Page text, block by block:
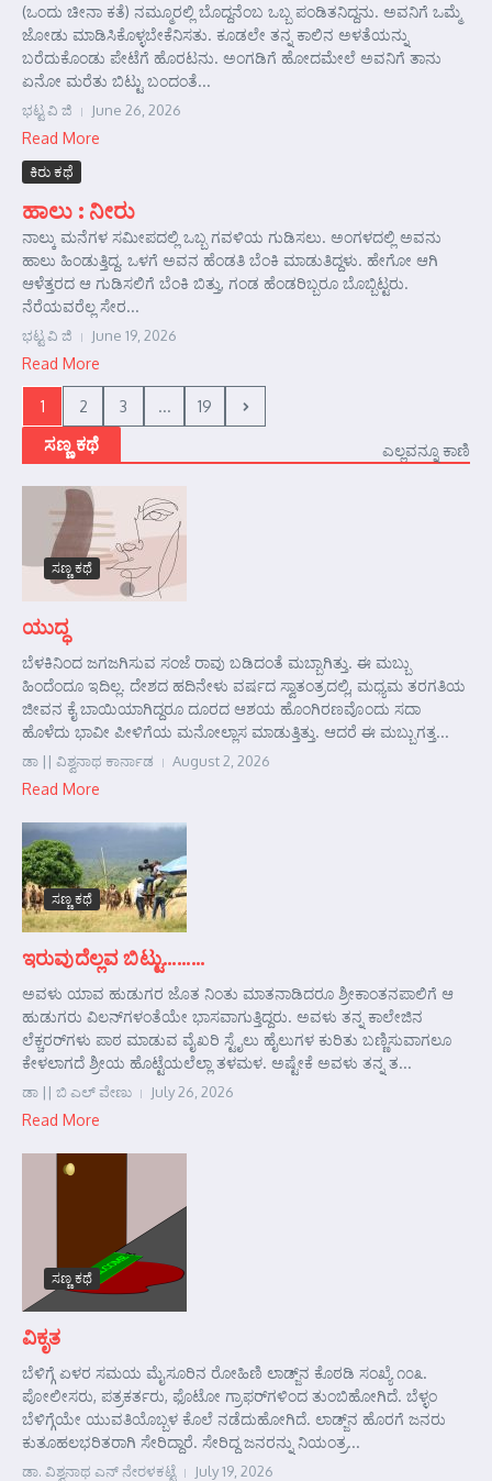
(ಒಂದು ಚೀನಾ ಕತೆ) ನಮ್ಮೂರಲ್ಲಿ ಬೊದ್ದನೆಂಬ ಒಬ್ಬ ಪಂಡಿತನಿದ್ದನು. ಅವನಿಗೆ ಒಮ್ಮೆ
ಜೋಡು ಮಾಡಿಸಿಕೊಳ್ಳಬೇಕೆನಿಸತು. ಕೂಡಲೇ ತನ್ನ ಕಾಲಿನ ಅಳತೆಯನ್ನು
ಬರೆದುಕೊಂಡು ಪೇಟೆಗೆ ಹೊರಟನು. ಅಂಗಡಿಗೆ ಹೋದಮೇಲೆ ಅವನಿಗೆ ತಾನು
ಏನೋ ಮರೆತು ಬಿಟ್ಟು ಬಂದಂತೆ...
ಭಟ್ಟ ವಿ ಜಿ June 26, 2026
Read More
ಕಿರು ಕಥೆ
ಹಾಲು : ನೀರು
ನಾಲ್ಕು ಮನೆಗಳ ಸಮೀಪದಲ್ಲಿ ಒಬ್ಬ ಗವಳಿಯ ಗುಡಿಸಲು. ಅಂಗಳದಲ್ಲಿ ಅವನು
ಹಾಲು ಹಿಂಡುತ್ತಿದ್ದ. ಒಳಗೆ ಅವನ ಹೆಂಡತಿ ಬೆಂಕಿ ಮಾಡುತಿದ್ದಳು. ಹೇಗೋ ಆಗಿ
ಆಳೆತ್ತರದ ಆ ಗುಡಿಸಲಿಗೆ ಬೆಂಕಿ ಬಿತ್ತು, ಗಂಡ ಹೆಂಡರಿಬ್ಬರೂ ಬೊಬ್ಬಿಟ್ಟರು.
ನೆರೆಯವರೆಲ್ಲ ಸೇರ...
ಭಟ್ಟ ವಿ ಜಿ June 19, 2026
Read More
1 2 3 ... 19
ಸಣ್ಣ ಕಥೆ ಎಲ್ಲವನ್ನೂ ಕಾಣಿ
ಸಣ್ಣ ಕಥೆ
ಯುದ್ಧ
ಬೆಳಕಿನಿಂದ ಜಗಜಗಿಸುವ ಸಂಜೆ ರಾವು ಬಡಿದಂತೆ ಮಬ್ಬಾಗಿತ್ತು. ಈ ಮಬ್ಬು
ಹಿಂದೆಂದೂ ಇದಿಲ್ಲ. ದೇಶದ ಹದಿನೇಳು ವರ್ಷದ ಸ್ವಾತಂತ್ರದಲ್ಲಿ, ಮಧ್ಯಮ ತರಗತಿಯ
ಜೀವನ ಕೈ ಬಾಯಿಯಾಗಿದ್ದರೂ ದೂರದ ಆಶಯ ಹೊಂಗಿರಣವೊಂದು ಸದಾ
ಹೊಳೆದು ಭಾವೀ ಪೀಳಿಗೆಯ ಮನೋಲ್ಲಾಸ ಮಾಡುತ್ತಿತ್ತು. ಆದರೆ ಈ ಮಬ್ಬುಗತ್ತ...
ಡಾ || ವಿಶ್ವನಾಥ ಕಾರ್ನಾಡ August 2, 2026
Read More
ಸಣ್ಣ ಕಥೆ
ಇರುವುದೆಲ್ಲವ ಬಿಟ್ಟು………
ಅವಳು ಯಾವ ಹುಡುಗರ ಜೊತ ನಿಂತು ಮಾತನಾಡಿದರೂ ಶ್ರೀಕಾಂತನಪಾಲಿಗೆ ಆ
ಹುಡುಗರು ವಿಲನ್‌ಗಳಂತೆಯೇ ಭಾಸವಾಗುತ್ತಿದ್ದರು. ಅವಳು ತನ್ನ ಕಾಲೇಜಿನ
ಲೆಕ್ಚರರ್‌ಗಳು ಪಾಠ ಮಾಡುವ ವೈಖರಿ ಸ್ಟೈಲು ಹೈಲುಗಳ ಕುರಿತು ಬಣ್ಣಿಸುವಾಗಲೂ
ಕೇಳಲಾಗದೆ ಶ್ರೀಯ ಹೊಟ್ಟೆಯಲೆಲ್ಲಾ ತಳಮಳ. ಅಷ್ಟೇಕೆ ಅವಳು ತನ್ನ ತ...
ಡಾ || ಬಿ ಎಲ್ ವೇಣು July 26, 2026
Read More
ಸಣ್ಣ ಕಥೆ
ವಿಕೃತ
ಬೆಳಿಗ್ಗೆ ಏಳರ ಸಮಯ ಮೈಸೂರಿನ ರೋಹಿಣಿ ಲಾಡ್ಜ್‌ನ ಕೊಠಡಿ ಸಂಖ್ಯೆ ೧೦೩.
ಪೋಲೀಸರು, ಪತ್ರಕರ್ತರು, ಫೊಟೋ ಗ್ರಾಫರ್‌ಗಳಿಂದ ತುಂಬಿಹೋಗಿದೆ. ಬೆಳ್ಳಂ
ಬೆಳಿಗ್ಗೆಯೇ ಯುವತಿಯೊಬ್ಬಳ ಕೊಲೆ ನಡೆದುಹೋಗಿದೆ. ಲಾಡ್ಜ್‌ನ ಹೊರಗೆ ಜನರು
ಕುತೂಹಲಭರಿತರಾಗಿ ಸೇರಿದ್ದಾರೆ. ಸೇರಿದ್ದ ಜನರನ್ನು ನಿಯಂತ್ರ...
ಡಾ. ವಿಶ್ವನಾಥ ಎನ್ ನೇರಳಕಟ್ಟೆ July 19, 2026